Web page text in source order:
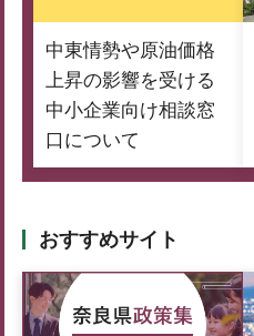
中東情勢や原油価格
上昇の影響を受ける
中小企業向け相談窓
口について
おすすめサイト